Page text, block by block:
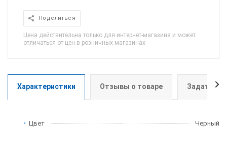
Поделиться
Цена действительна только для интернет-магазина и может
отличаться от цен в розничных магазинах
Характеристики Отзывы о товаре Задать
Цвет Черный